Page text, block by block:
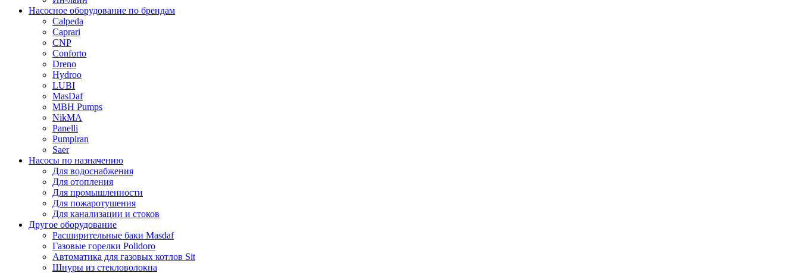
Насосное оборудование по брендам
Calpeda
Caprari
CNP
Conforto
Dreno
Hydroo
LUBI
MasDaf
MBH Pumps
NikMA
Panelli
Pumpiran
Saer
Насосы по назначению
Для водоснабжения
Для отопления
Для промышленности
Для пожаротушения
Для канализации и стоков
Другое оборудование
Расширительные баки Masdaf
Газовые горелки Polidoro
Автоматика для газовых котлов Sit
Шнуры из стекловолокна